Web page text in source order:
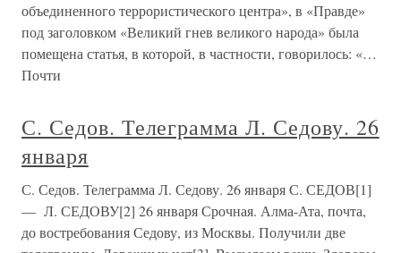
объединенного террористического центра», в «Правде»
под заголовком «Великий гнев великого народа» была
помещена статья, в которой, в частности, говорилось: «…
Почти
С. Седов. Телеграмма Л. Седову. 26
января
С. Седов. Телеграмма Л. Седову. 26 января С. СЕДОВ[1]
— Л. СЕДОВУ[2] 26 января Срочная. Алма-Ата, почта,
до востребования Седову, из Москвы. Получили две